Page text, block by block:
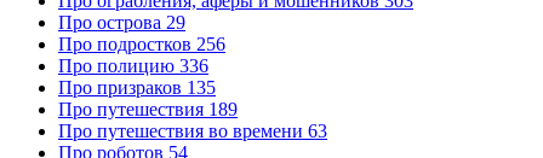
Про острова 29
Про подростков 256
Про полицию 336
Про призраков 135
Про путешествия 189
Про путешествия во времени 63
Про роботов 54